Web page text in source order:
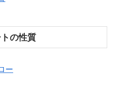
の性質
ー